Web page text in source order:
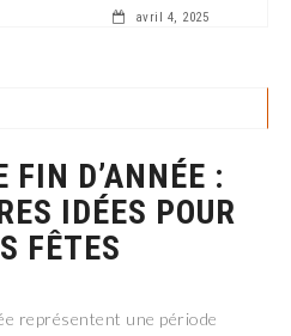
avril 4, 2025
FIN D’ANNÉE :
IDÉES POUR
FÊTES
représentent une période